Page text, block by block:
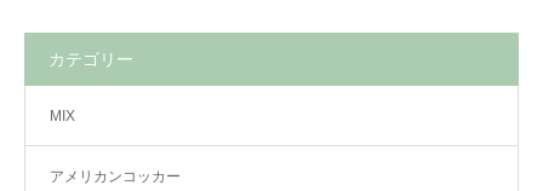
カテゴリー
MIX
アメリカンコッカー